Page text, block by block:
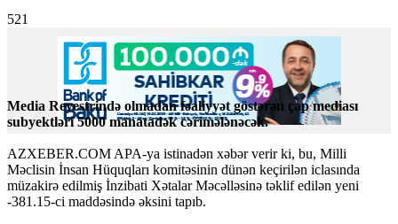
521
Media Reyestrində olmadan fəaliyyət göstərən çap mediası
subyektləri 5000 manatadək cərimələnəcək.
AZXEBER.COM APA-ya istinadən xəbər verir ki, bu, Milli
Məclisin İnsan Hüquqları komitəsinin dünən keçirilən iclasında
müzakirə edilmiş İnzibati Xətalar Məcəlləsinə təklif edilən yeni
-381.15-ci maddəsində əksini tapıb.